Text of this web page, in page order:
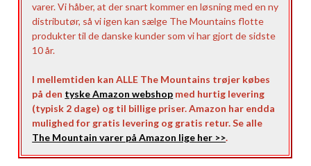
varer. Vi håber, at der snart kommer en løsning med en ny
distributør, så vi igen kan sælge The Mountains flotte
produkter til de danske kunder som vi har gjort de sidste
10 år.
I mellemtiden kan ALLE The Mountains trøjer købes
på den tyske Amazon webshop med hurtig levering
(typisk 2 dage) og til billige priser. Amazon har endda
mulighed for gratis levering og gratis retur. Se alle
The Mountain varer på Amazon lige her >>.